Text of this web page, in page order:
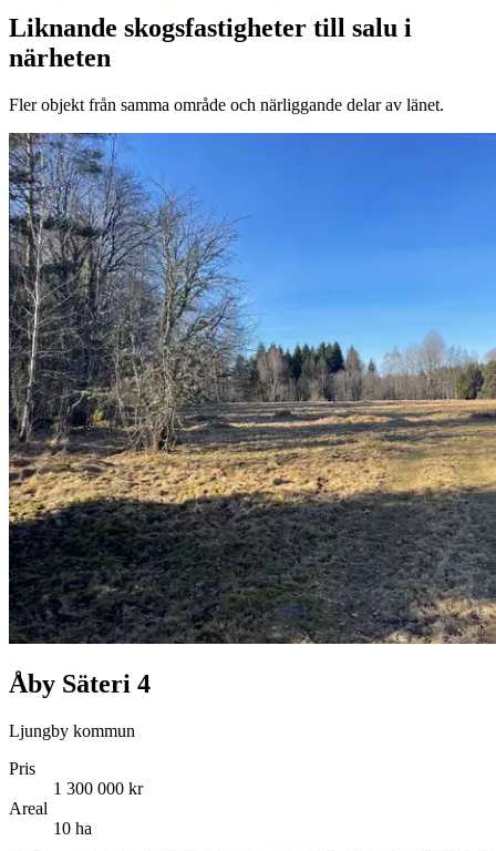
Liknande skogsfastigheter till salu i
närheten
Fler objekt från samma område och närliggande delar av länet.
Åby Säteri 4
Ljungby kommun
Pris
1 300 000 kr
Areal
10 ha